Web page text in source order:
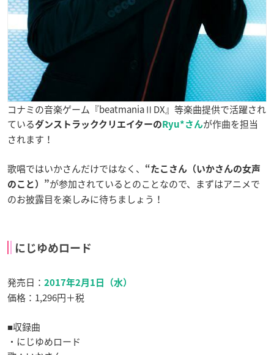
コナミの音楽ゲーム『beatmaniaⅡDX』等楽曲提供で活躍され
ているダンストラッククリエイターのRyu* さんが作曲を担当
されます！
歌唱ではいかさんだけではなく、
“たこさん（いかさんの女声
のこと）”が参加されているとのことなので、まずはアニメで
のお披露目を楽しみに待ちましょう！
にじゆめロード
発売日： 2017年2月1日（水）
価格：1,296円＋税
■収録曲
・にじゆめロード